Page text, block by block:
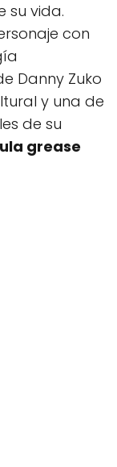
su vida.
con
Danny Zuko
y una de
de su
grease